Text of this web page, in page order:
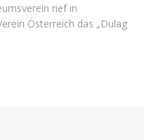
rief in
Österreich das „Dulag